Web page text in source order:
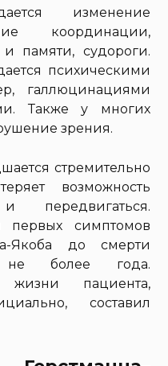
изменение
координации,
памяти, судороги.
психическими
галлюцинациями
Также у многих
зрения.
стремительно
возможность
передвигаться.
первых симптомов
Якоба до смерти
не более года.
пациента,
составил